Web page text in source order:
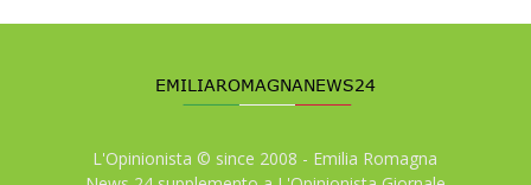
L'Opinionista © since 2008 - Emilia Romagna